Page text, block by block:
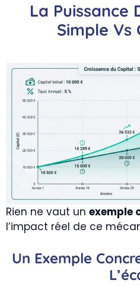
La Puissance
Simple Vs
Rien ne vaut un exemple
l’impact réel de ce
Un Exemple